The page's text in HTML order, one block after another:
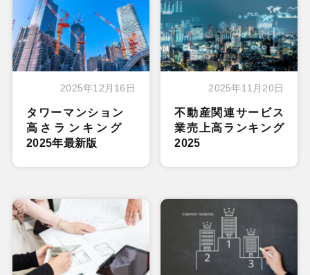
2025年12月16日
タワーマンション
高さランキング
2025年最新版
2025年11月20日
不動産関連サービス
業売上高ランキング
2025